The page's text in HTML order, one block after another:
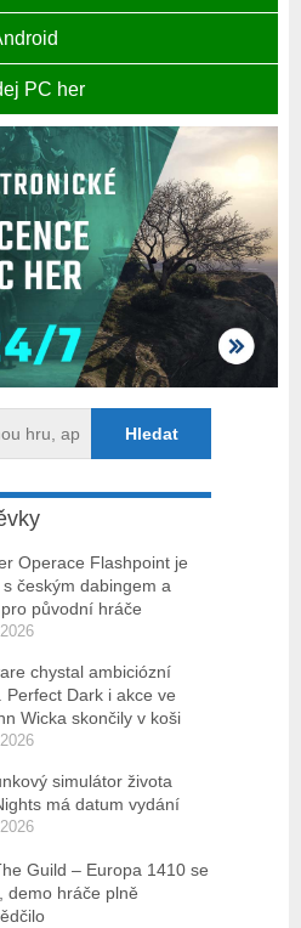
PC her
Operace Flashpoint je
českým dabingem a
původní hráče
chystal ambiciózní
Perfect Dark i akce ve
Wicka skončily v koši
simulátor života
má datum vydání
Guild – Europa 1410 se
demo hráče plně